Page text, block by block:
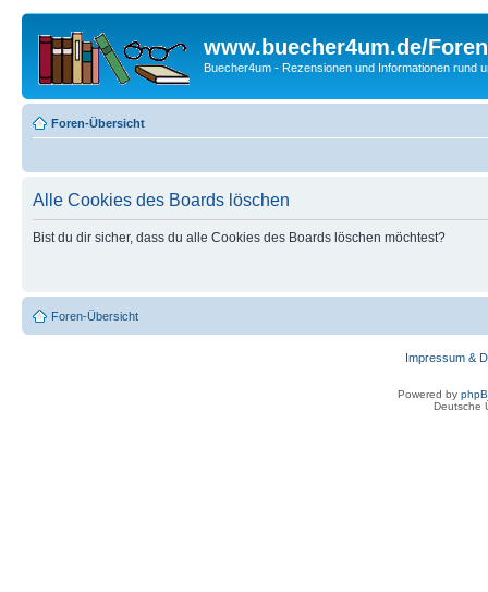
www.buecher4um.de/Foren
Buecher4um - Rezensionen und Informationen rund
Foren-Übersicht
Alle Cookies des Boards löschen
Bist du dir sicher, dass du alle Cookies des Boards löschen möchtest?
Foren-Übersicht
Impressum &
Powered by
Deutsche